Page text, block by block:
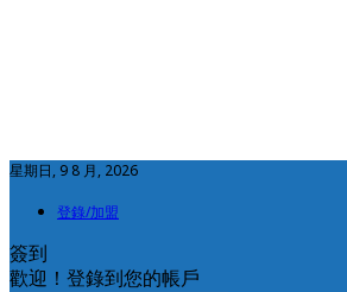
星期日, 9 8 月, 2026
登錄/加盟
簽到
歡迎！登錄到您的帳戶